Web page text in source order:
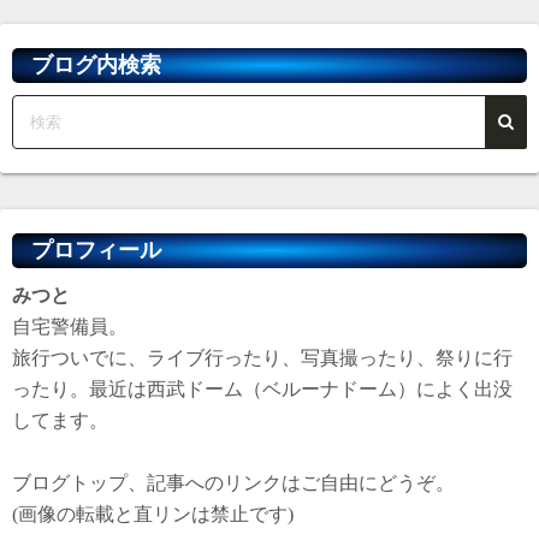
イ
ブブログ内検索
プロフィール
みつと
自宅警備員。
旅行ついでに、ライブ行ったり、写真撮ったり、祭りに行
ったり。最近は西武ドーム（ベルーナドーム）によく出没
してます。
ブログトップ、記事へのリンクはご自由にどうぞ。
(画像の転載と直リンは禁止です)